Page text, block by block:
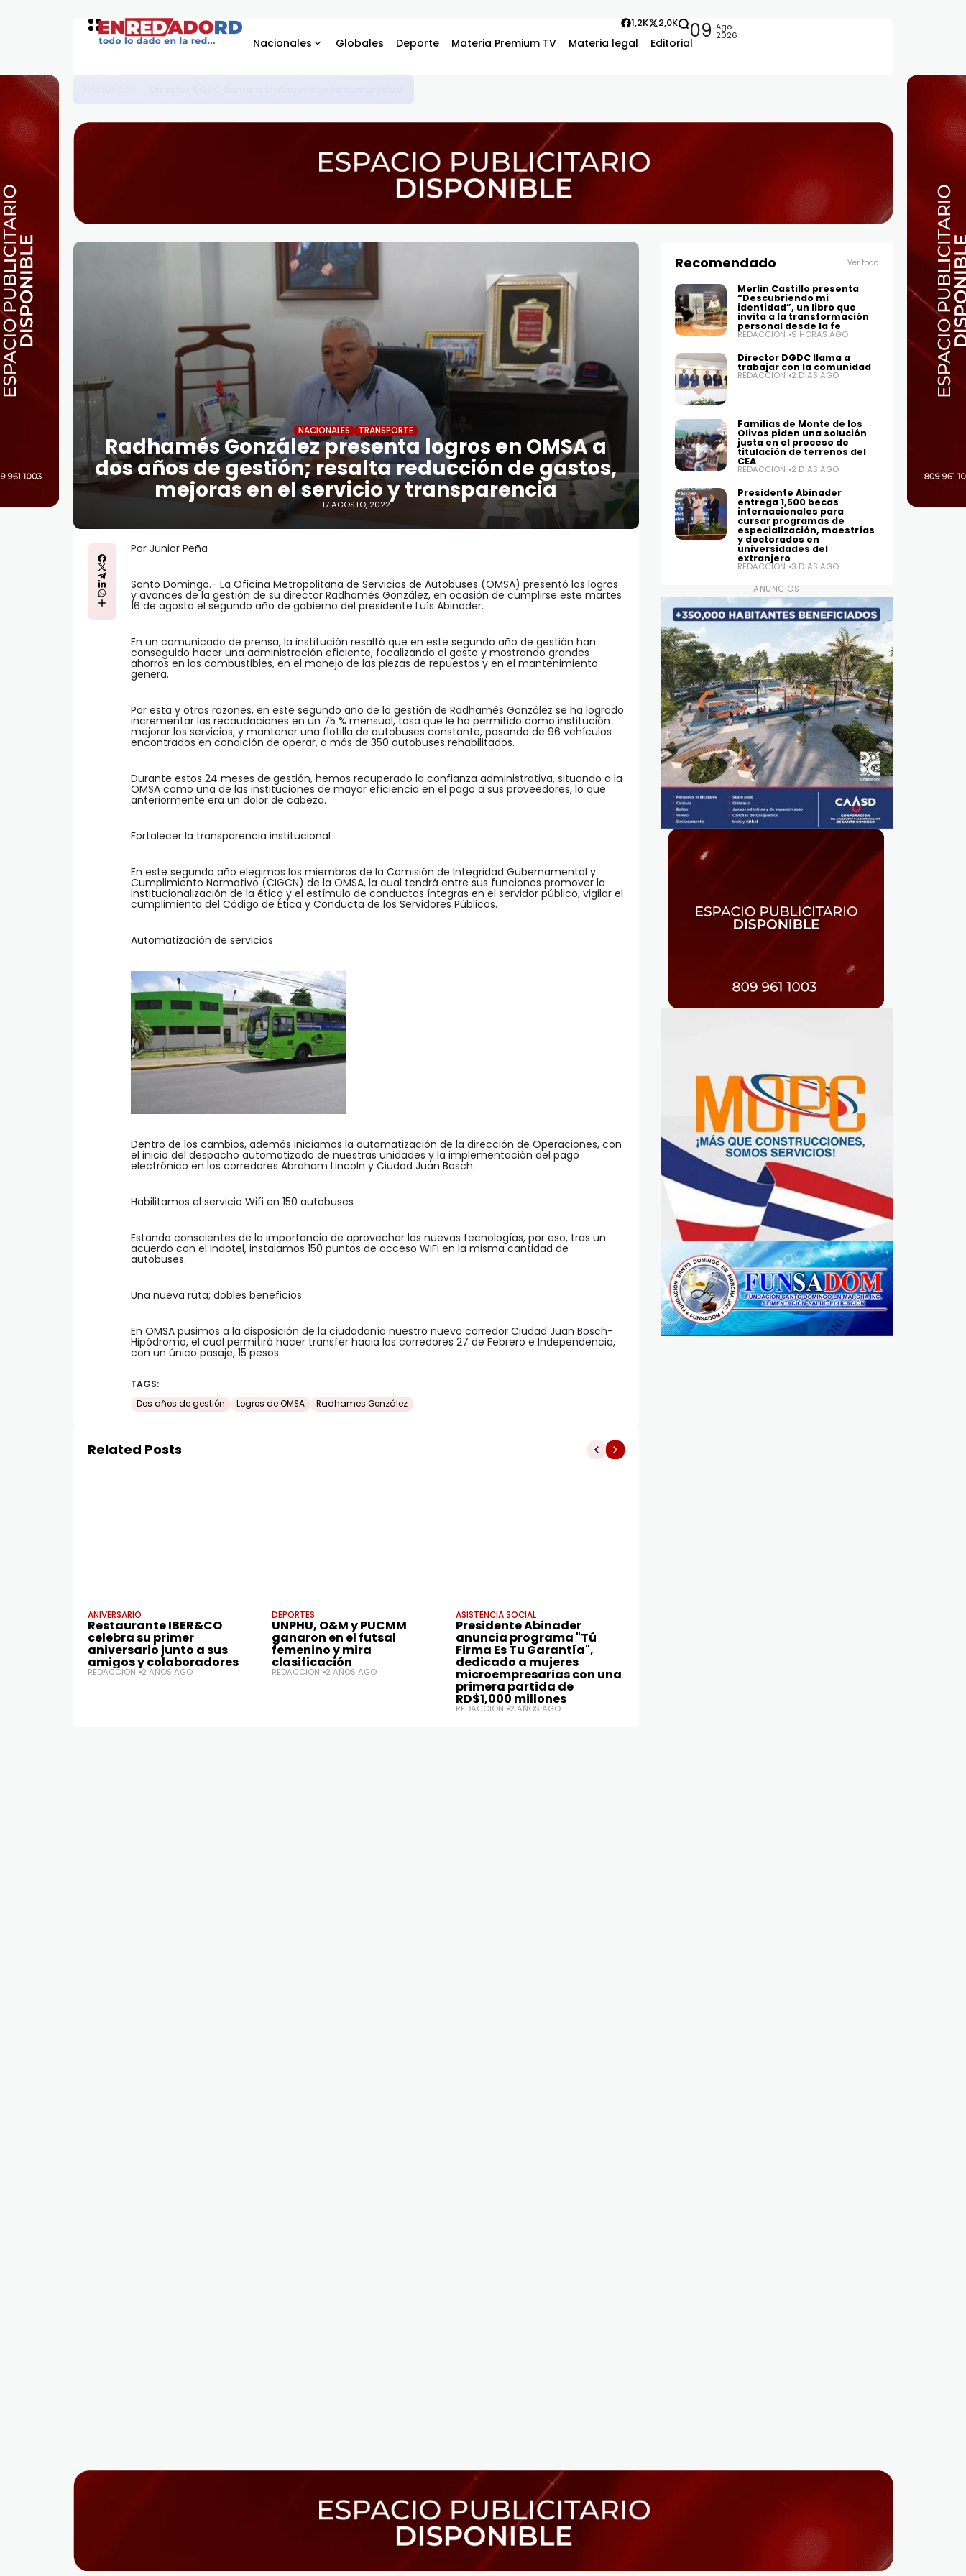
Nacionales Globales Deporte Materia Premium TV Materia legal Editorial
1,2K 2,0K 09 Ago
2026
NACIONALES TRANSPORTE
Radhamés González presenta logros en OMSA a
dos años de gestión; resalta reducción de gastos,
mejoras en el servicio y transparencia
17 AGOSTO, 2022
Por Junior Peña
Santo Domingo.- La Oficina Metropolitana de Servicios de Autobuses (OMSA) presentó los logros
y avances de la gestión de su director Radhamés González, en ocasión de cumplirse este martes
16 de agosto el segundo año de gobierno del presidente Luís Abinader.
En un comunicado de prensa, la institución resaltó que en este segundo año de gestión han
conseguido hacer una administración eficiente, focalizando el gasto y mostrando grandes
ahorros en los combustibles, en el manejo de las piezas de repuestos y en el mantenimiento
genera.
Por esta y otras razones, en este segundo año de la gestión de Radhamés González se ha logrado
incrementar las recaudaciones en un 75 % mensual, tasa que le ha permitido como institución
mejorar los servicios, y mantener una flotilla de autobuses constante, pasando de 96 vehículos
encontrados en condición de operar, a más de 350 autobuses rehabilitados.
Durante estos 24 meses de gestión, hemos recuperado la confianza administrativa, situando a la
OMSA como una de las instituciones de mayor eficiencia en el pago a sus proveedores, lo que
anteriormente era un dolor de cabeza.
Fortalecer la transparencia institucional
En este segundo año elegimos los miembros de la Comisión de Integridad Gubernamental y
Cumplimiento Normativo (CIGCN) de la OMSA, la cual tendrá entre sus funciones promover la
institucionalización de la ética y el estímulo de conductas íntegras en el servidor público, vigilar el
cumplimiento del Código de Ética y Conducta de los Servidores Públicos.
Automatización de servicios
Dentro de los cambios, además iniciamos la automatización de la dirección de Operaciones, con
el inicio del despacho automatizado de nuestras unidades y la implementación del pago
electrónico en los corredores Abraham Lincoln y Ciudad Juan Bosch.
Habilitamos el servicio Wifi en 150 autobuses
Estando conscientes de la importancia de aprovechar las nuevas tecnologías, por eso, tras un
acuerdo con el Indotel, instalamos 150 puntos de acceso WiFi en la misma cantidad de
autobuses.
Una nueva ruta; dobles beneficios
En OMSA pusimos a la disposición de la ciudadanía nuestro nuevo corredor Ciudad Juan Bosch-
Hipódromo, el cual permitirá hacer transfer hacia los corredores 27 de Febrero e Independencia,
con un único pasaje, 15 pesos.
TAGS:
Dos años de gestión
Logros de OMSA Radhames González
Related Posts
ANIVERSARIO
Restaurante IBER&CO
celebra su primer
aniversario junto a sus
amigos y colaboradores
REDACCIÓN 2 AÑOS AGO
DEPORTES
UNPHU, O&M y PUCMM
ganaron en el futsal
femenino y mira
clasificación
REDACCIÓN 2 AÑOS AGO
ASISTENCIA SOCIAL
Presidente Abinader
anuncia programa "Tú
Firma Es Tu Garantía",
dedicado a mujeres
microempresarias con una
primera partida de
RD$1,000 millones
REDACCIÓN 2 AÑOS AGO
Recomendado Ver todo
Merlin Castillo presenta
“Descubriendo mi
identidad”, un libro que
invita a la transformación
personal desde la fe
REDACCIÓN 9 HORAS AGO
Director DGDC llama a
trabajar con la comunidad
REDACCIÓN 2 DÍAS AGO
Familias de Monte de los
Olivos piden una solución
justa en el proceso de
titulación de terrenos del
CEA
REDACCIÓN 2 DÍAS AGO
Presidente Abinader
entrega 1,500 becas
internacionales para
cursar programas de
especialización, maestrías
y doctorados en
universidades del
extranjero
REDACCIÓN 3 DÍAS AGO
ANUNCIOS